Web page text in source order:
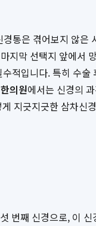
통은 겪어보지 않은
지막 선택지 앞에서
적입니다. 특히 수
의원에서는 신경의
지긋지긋한 삼차신
번째 신경으로, 이